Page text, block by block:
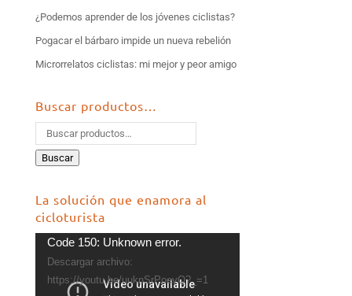
¿Podemos aprender de los jóvenes ciclistas?
Pogacar el bárbaro impide un nueva rebelión
Microrrelatos ciclistas: mi mejor y peor amigo
Buscar productos…
Buscar
La solución que enamora al
cicloturista
Reproductor
vídeo
Code 150: Unknown error.
Descargar archivo:
https://youtu.be/uuknSrPoevQ?_=1